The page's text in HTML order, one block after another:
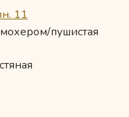
11
пушистая